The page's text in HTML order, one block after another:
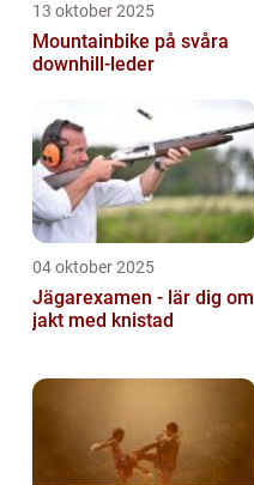
13 oktober 2025
Mountainbike på svåra
downhill-leder
04 oktober 2025
Jägarexamen - lär dig om
jakt med knistad